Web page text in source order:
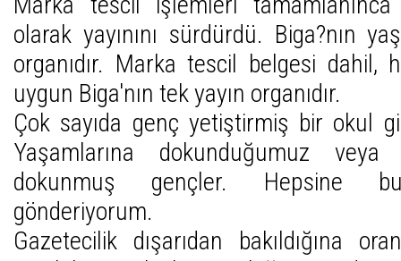
olarak yayınını sürdürdü. Biga?nın
organıdır. Marka tescil belgesi dahil,
uygun Biga'nın tek yayın organıdır.
Çok sayıda genç yetiştirmiş bir okul
Yaşamlarına dokunduğumuz veya
dokunmuş gençler. Hepsine
gönderiyorum.
Gazetecilik dışarıdan bakıldığına